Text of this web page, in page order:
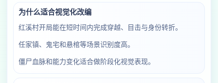
为什么适合视觉化改编
红溪村开局能在短时间内完成穿越、目击与身份转折。
任家镇、鬼宅和悬棺等场景识别度高。
僵尸血脉和能力变化适合做阶段化视觉表现。